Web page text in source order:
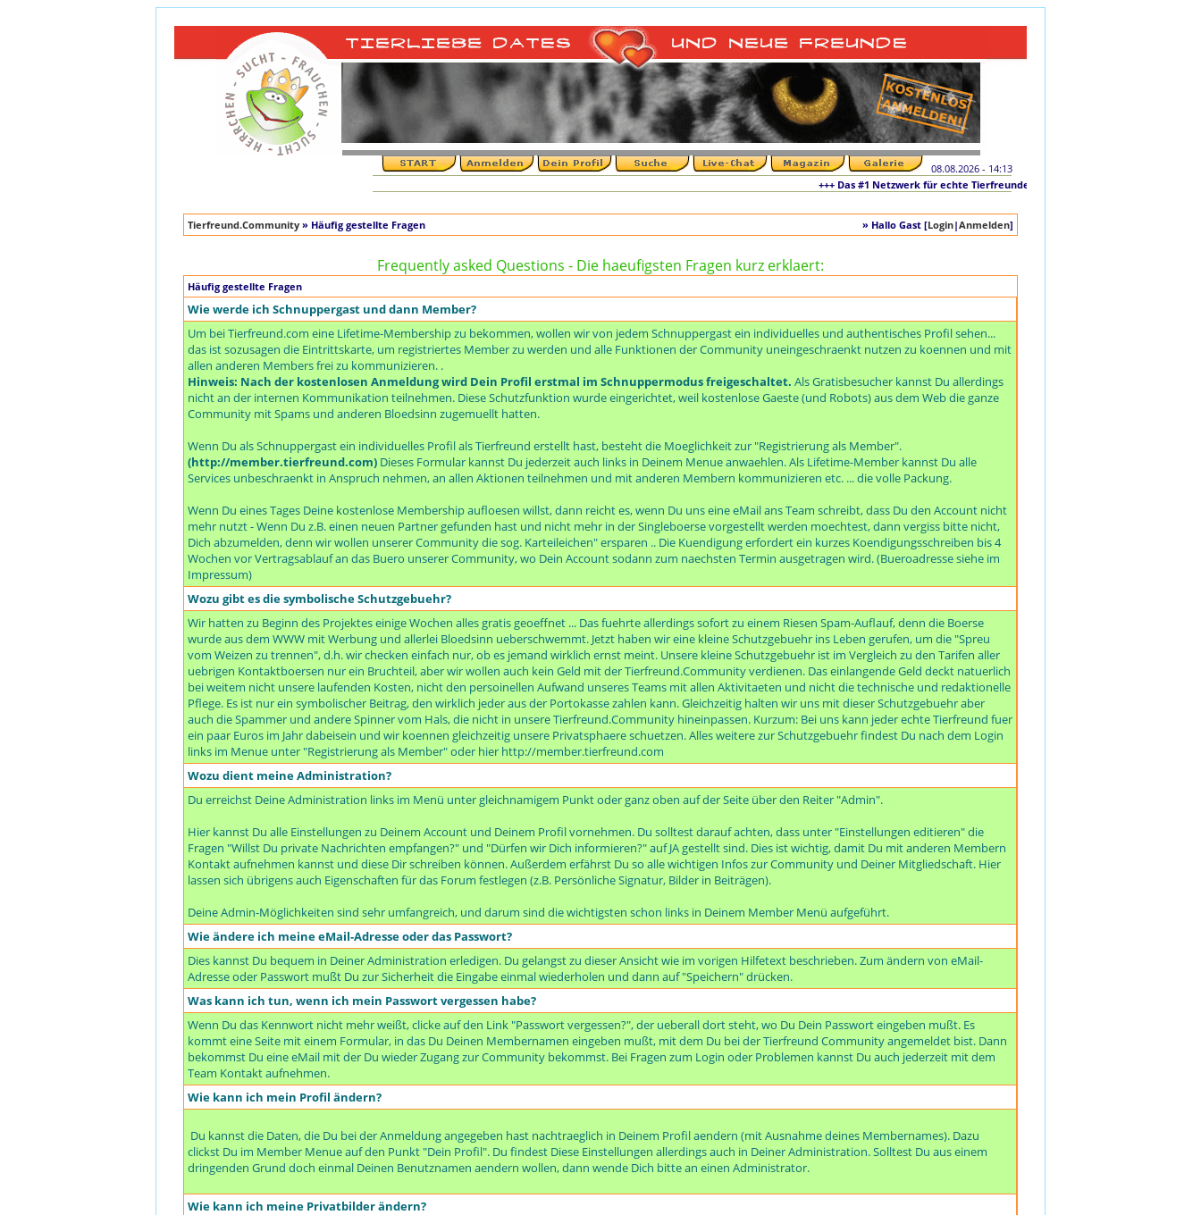
08.08.2026 - 14:13
+++ Das #1 Netzwerk für echte Tierfreunde und tierliebe Singles +++ Die
Tierfreund.Community » Häufig gestellte Fragen » Hallo Gast [Login|Anmelden]
Frequently asked Questions - Die haeufigsten Fragen kurz erklaert:
Häufig gestellte Fragen
Wie werde ich Schnuppergast und dann Member?
Um bei Tierfreund.com eine Lifetime-Membership zu bekommen, wollen wir von jedem Schnuppergast ein individuelles und authentisches Profil sehen...
das ist sozusagen die Eintrittskarte, um registriertes Member zu werden und alle Funktionen der Community uneingeschraenkt nutzen zu koennen und mit
allen anderen Members frei zu kommunizieren. .
Hinweis: Nach der kostenlosen Anmeldung wird Dein Profil erstmal im Schnuppermodus freigeschaltet. Als Gratisbesucher kannst Du allerdings
nicht an der internen Kommunikation teilnehmen. Diese Schutzfunktion wurde eingerichtet, weil kostenlose Gaeste (und Robots) aus dem Web die ganze
Community mit Spams und anderen Bloedsinn zugemuellt hatten.
Wenn Du als Schnuppergast ein individuelles Profil als Tierfreund erstellt hast, besteht die Moeglichkeit zur "Registrierung als Member".
(http://member.tierfreund.com) Dieses Formular kannst Du jederzeit auch links in Deinem Menue anwaehlen. Als Lifetime-Member kannst Du alle
Services unbeschraenkt in Anspruch nehmen, an allen Aktionen teilnehmen und mit anderen Membern kommunizieren etc. ... die volle Packung.
Wenn Du eines Tages Deine kostenlose Membership aufloesen willst, dann reicht es, wenn Du uns eine eMail ans Team schreibt, dass Du den Account nicht
mehr nutzt - Wenn Du z.B. einen neuen Partner gefunden hast und nicht mehr in der Singleboerse vorgestellt werden moechtest, dann vergiss bitte nicht,
Dich abzumelden, denn wir wollen unserer Community die sog. Karteileichen" ersparen .. Die Kuendigung erfordert ein kurzes Koendigungsschreiben bis 4
Wochen vor Vertragsablauf an das Buero unserer Community, wo Dein Account sodann zum naechsten Termin ausgetragen wird. (Bueroadresse siehe im
Impressum)
Wozu gibt es die symbolische Schutzgebuehr?
Wir hatten zu Beginn des Projektes einige Wochen alles gratis geoeffnet ... Das fuehrte allerdings sofort zu einem Riesen Spam-Auflauf, denn die Boerse
wurde aus dem WWW mit Werbung und allerlei Bloedsinn ueberschwemmt. Jetzt haben wir eine kleine Schutzgebuehr ins Leben gerufen, um die "Spreu
vom Weizen zu trennen", d.h. wir checken einfach nur, ob es jemand wirklich ernst meint. Unsere kleine Schutzgebuehr ist im Vergleich zu den Tarifen aller
uebrigen Kontaktboersen nur ein Bruchteil, aber wir wollen auch kein Geld mit der Tierfreund.Community verdienen. Das einlangende Geld deckt natuerlich
bei weitem nicht unsere laufenden Kosten, nicht den persoinellen Aufwand unseres Teams mit allen Aktivitaeten und nicht die technische und redaktionelle
Pflege. Es ist nur ein symbolischer Beitrag, den wirklich jeder aus der Portokasse zahlen kann. Gleichzeitig halten wir uns mit dieser Schutzgebuehr aber
auch die Spammer und andere Spinner vom Hals, die nicht in unsere Tierfreund.Community hineinpassen. Kurzum: Bei uns kann jeder echte Tierfreund fuer
ein paar Euros im Jahr dabeisein und wir koennen gleichzeitig unsere Privatsphaere schuetzen. Alles weitere zur Schutzgebuehr findest Du nach dem Login
links im Menue unter "Registrierung als Member" oder hier http://member.tierfreund.com
Wozu dient meine Administration?
Du erreichst Deine Administration links im Menü unter gleichnamigem Punkt oder ganz oben auf der Seite über den Reiter "Admin".
Hier kannst Du alle Einstellungen zu Deinem Account und Deinem Profil vornehmen. Du solltest darauf achten, dass unter "Einstellungen editieren" die
Fragen "Willst Du private Nachrichten empfangen?" und "Dürfen wir Dich informieren?" auf JA gestellt sind. Dies ist wichtig, damit Du mit anderen Membern
Kontakt aufnehmen kannst und diese Dir schreiben können. Außerdem erfährst Du so alle wichtigen Infos zur Community und Deiner Mitgliedschaft. Hier
lassen sich übrigens auch Eigenschaften für das Forum festlegen (z.B. Persönliche Signatur, Bilder in Beiträgen).
Deine Admin-Möglichkeiten sind sehr umfangreich, und darum sind die wichtigsten schon links in Deinem Member Menü aufgeführt.
Wie ändere ich meine eMail-Adresse oder das Passwort?
Dies kannst Du bequem in Deiner Administration erledigen. Du gelangst zu dieser Ansicht wie im vorigen Hilfetext beschrieben. Zum ändern von eMail-
Adresse oder Passwort mußt Du zur Sicherheit die Eingabe einmal wiederholen und dann auf "Speichern" drücken.
Was kann ich tun, wenn ich mein Passwort vergessen habe?
Wenn Du das Kennwort nicht mehr weißt, clicke auf den Link "Passwort vergessen?", der ueberall dort steht, wo Du Dein Passwort eingeben mußt. Es
kommt eine Seite mit einem Formular, in das Du Deinen Membernamen eingeben mußt, mit dem Du bei der Tierfreund Community angemeldet bist. Dann
bekommst Du eine eMail mit der Du wieder Zugang zur Community bekommst. Bei Fragen zum Login oder Problemen kannst Du auch jederzeit mit dem
Team Kontakt aufnehmen.
Wie kann ich mein Profil ändern?
Du kannst die Daten, die Du bei der Anmeldung angegeben hast nachtraeglich in Deinem Profil aendern (mit Ausnahme deines Membernames). Dazu
clickst Du im Member Menue auf den Punkt "Dein Profil". Du findest Diese Einstellungen allerdings auch in Deiner Administration. Solltest Du aus einem
dringenden Grund doch einmal Deinen Benutznamen aendern wollen, dann wende Dich bitte an einen Administrator.
Wie kann ich meine Privatbilder ändern?